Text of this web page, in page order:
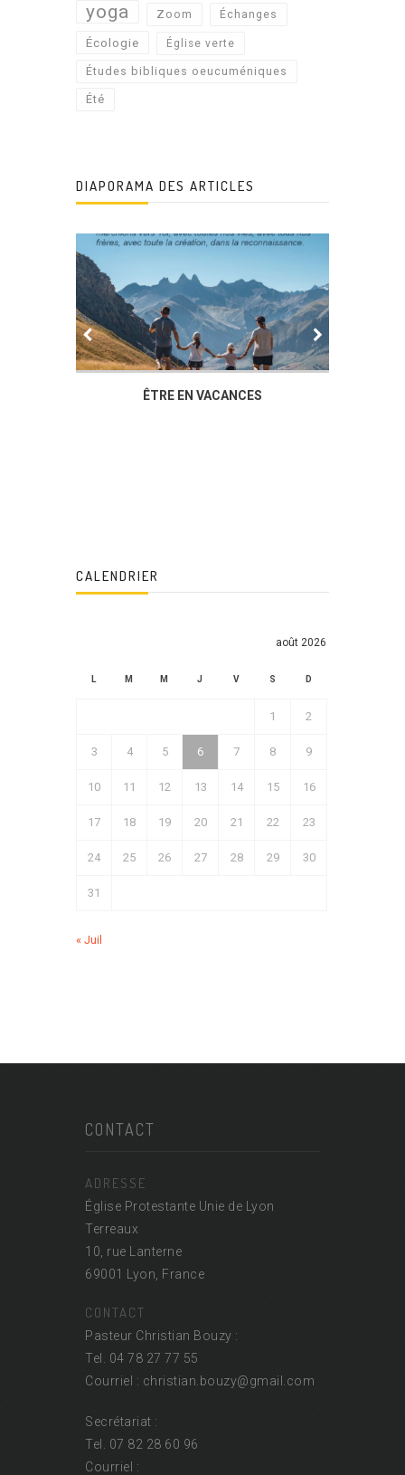
yoga Zoom Échanges
Écologie Église verte
Études bibliques oeucuméniques
Été
DIAPORAMA DES ARTICLES
ÊTRE EN VACANCES
CALENDRIER
août 2026
L M M J V S D
1 2
3 4 5 6 7 8 9
10 11 12 13 14 15 16
17 18 19 20 21 22 23
24 25 26 27 28 29 30
31
« Juil
CONTACT
ADRESSE
Église Protestante Unie de Lyon
Terreaux
10, rue Lanterne
69001 Lyon, France
CONTACT
Pasteur Christian Bouzy :
Tel. 04 78 27 77 55
Courriel : christian.bouzy@gmail.com
Secrétariat :
Tel. 07 82 28 60 96
Courriel :